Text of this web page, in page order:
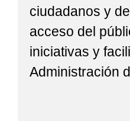
ciudadanos y
acceso del
iniciativas y
Administración